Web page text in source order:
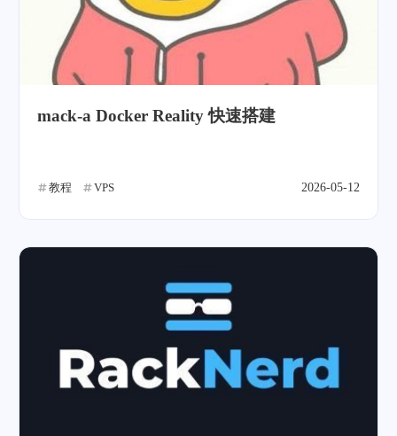
mack-a Docker Reality 快速搭建
教程 VPS 2026-05-12